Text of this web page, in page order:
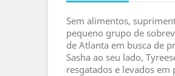
Sem alimentos,
pequeno grupo de
de Atlanta em busca de
Sasha ao seu lado,
resgatados e levados em